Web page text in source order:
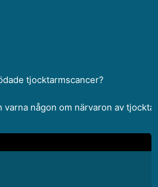
tjocktarmscancer?
varna någon om närvaron av